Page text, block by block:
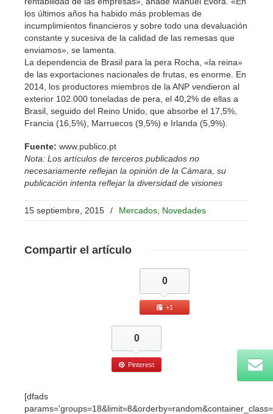
los últimos años ha habido más problemas de
incumplimientos financieros y sobre todo una devaluación
constante y sucesiva de la calidad de las remesas que
enviamos», se lamenta.
La dependencia de Brasil para la pera Rocha, «la reina»
de las exportaciones nacionales de frutas, es enorme. En
2014, los productores miembros de la ANP vendieron al
exterior 102.000 toneladas de pera, el 40,2% de ellas a
Brasil, seguido del Reino Unido, que absorbe el 17,5%,
Francia (16,5%), Marruecos (9,5%) e Irlanda (5,9%).
Fuente: www.publico.pt
Nota: Los artículos de terceros publicados no
necesariamente reflejan la opinión de la Cámara, su
publicación intenta reflejar la diversidad de visiones
15 septiembre, 2015 / Mercados Novedades
Compartir el artículo
0
+1
0
Pinterest
[dfads